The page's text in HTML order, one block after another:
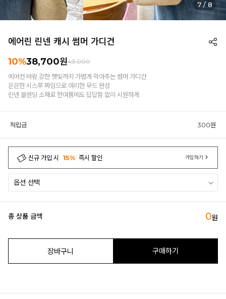
7 / 8
에어린 린넨 캐시 썸머 가디건
10%38,700원43,000
에어컨 바람,강한 햇빛까지 가볍게 막아주는 썸머 가디건
은은한 시스루 짜임으로 여리한 무드 완성
린넨 블렌딩 소재로 한여름에도 답답함 없이 시원하게
적립금 300원
신규 가입 시 15% 즉시 할인 가입하기
총 상품 금액 0원
장바구니 구매하기